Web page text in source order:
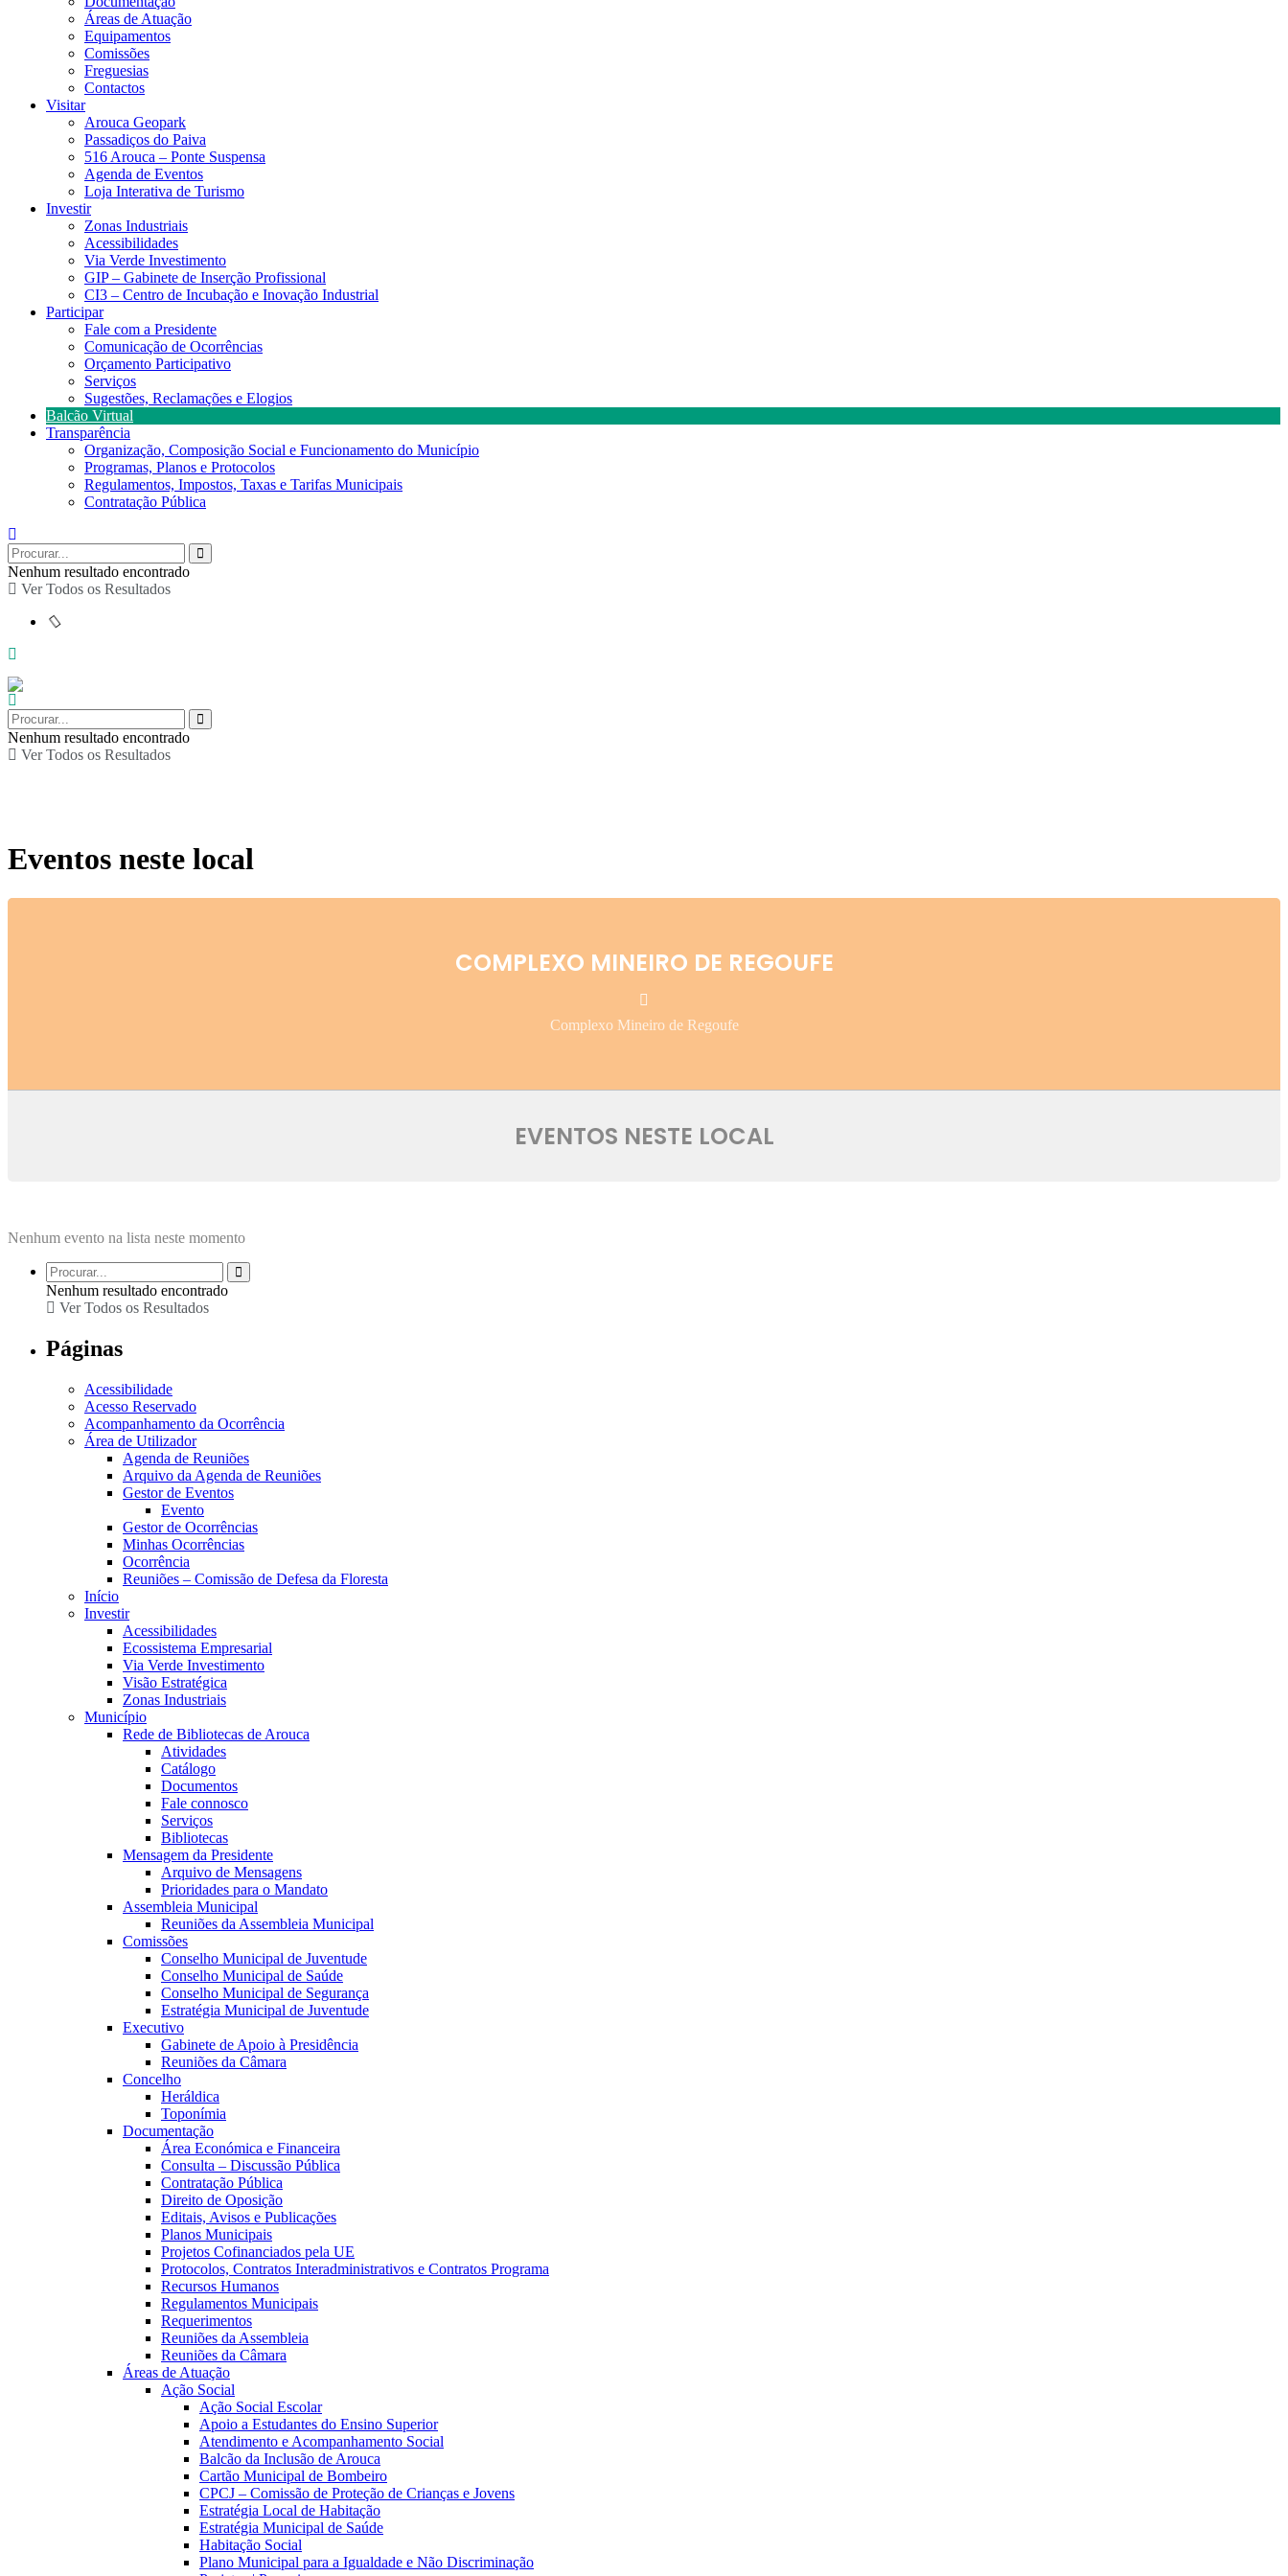
Áreas de Atuação
Equipamentos
Comissões
Freguesias
Contactos
Visitar
Arouca Geopark
Passadiços do Paiva
516 Arouca – Ponte Suspensa
Agenda de Eventos
Loja Interativa de Turismo
Investir
Zonas Industriais
Acessibilidades
Via Verde Investimento
GIP – Gabinete de Inserção Profissional
CI3 – Centro de Incubação e Inovação Industrial
Participar
Fale com a Presidente
Comunicação de Ocorrências
Orçamento Participativo
Serviços
Sugestões, Reclamações e Elogios
Balcão Virtual
Transparência
Organização, Composição Social e Funcionamento do Município
Programas, Planos e Protocolos
Regulamentos, Impostos, Taxas e Tarifas Municipais
Contratação Pública
Nenhum resultado encontrado
Ver Todos os Resultados
Nenhum resultado encontrado
Ver Todos os Resultados
Eventos neste local
COMPLEXO MINEIRO DE REGOUFE
Complexo Mineiro de Regoufe
EVENTOS NESTE LOCAL
Nenhum evento na lista neste momento
Nenhum resultado encontrado
Ver Todos os Resultados
Páginas
Acessibilidade
Acesso Reservado
Acompanhamento da Ocorrência
Área de Utilizador
Agenda de Reuniões
Arquivo da Agenda de Reuniões
Gestor de Eventos
Evento
Gestor de Ocorrências
Minhas Ocorrências
Ocorrência
Reuniões – Comissão de Defesa da Floresta
Início
Investir
Acessibilidades
Ecossistema Empresarial
Via Verde Investimento
Visão Estratégica
Zonas Industriais
Município
Rede de Bibliotecas de Arouca
Atividades
Catálogo
Documentos
Fale connosco
Serviços
Bibliotecas
Mensagem da Presidente
Arquivo de Mensagens
Prioridades para o Mandato
Assembleia Municipal
Reuniões da Assembleia Municipal
Comissões
Conselho Municipal de Juventude
Conselho Municipal de Saúde
Conselho Municipal de Segurança
Estratégia Municipal de Juventude
Executivo
Gabinete de Apoio à Presidência
Reuniões da Câmara
Concelho
Heráldica
Toponímia
Documentação
Área Económica e Financeira
Consulta – Discussão Pública
Contratação Pública
Direito de Oposição
Editais, Avisos e Publicações
Planos Municipais
Projetos Cofinanciados pela UE
Protocolos, Contratos Interadministrativos e Contratos Programa
Recursos Humanos
Regulamentos Municipais
Requerimentos
Reuniões da Assembleia
Reuniões da Câmara
Áreas de Atuação
Ação Social
Ação Social Escolar
Apoio a Estudantes do Ensino Superior
Atendimento e Acompanhamento Social
Balcão da Inclusão de Arouca
Cartão Municipal de Bombeiro
CPCJ – Comissão de Proteção de Crianças e Jovens
Estratégia Local de Habitação
Estratégia Municipal de Saúde
Habitação Social
Plano Municipal para a Igualdade e Não Discriminação